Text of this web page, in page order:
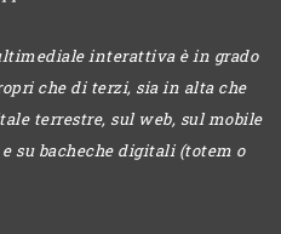
interattiva è in grado
che di terzi, sia in alta che
terrestre, sul web, sul mobile
su bacheche digitali (totem o